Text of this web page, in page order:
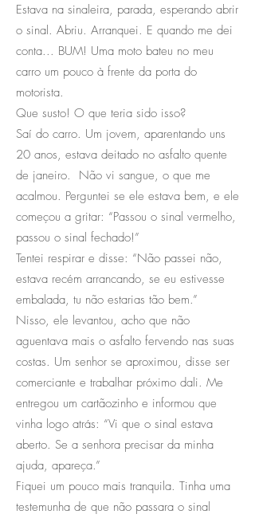
Estava na sinaleira, parada, esperando abrir
o sinal. Abriu. Arranquei. E quando me dei
conta... BUM! Uma moto bateu no meu
carro um pouco à frente da porta do
motorista.
Que susto! O que teria sido isso?
Saí do carro. Um jovem, aparentando uns
20 anos, estava deitado no asfalto quente
de janeiro. Não vi sangue, o que me
acalmou. Perguntei se ele estava bem, e ele
começou a gritar: “Passou o sinal vermelho,
passou o sinal fechado!”
Tentei respirar e disse: “Não passei não,
estava recém arrancando, se eu estivesse
embalada, tu não estarias tão bem.”
Nisso, ele levantou, acho que não
aguentava mais o asfalto fervendo nas suas
costas. Um senhor se aproximou, disse ser
comerciante e trabalhar próximo dali. Me
entregou um cartãozinho e informou que
vinha logo atrás: “Vi que o sinal estava
aberto. Se a senhora precisar da minha
ajuda, apareça.”
Fiquei um pouco mais tranquila. Tinha uma
testemunha de que não passara o sinal